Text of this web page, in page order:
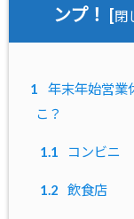
ンプ！
[閉
1
年末年始営業
こ？
1.1 コンビニ
1.2 飲食店